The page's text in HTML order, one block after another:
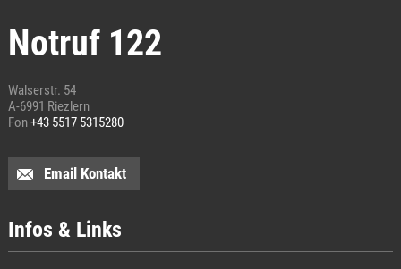
Notruf 122
Walserstr. 54
A-6991 Riezlern
Fon+43 5517 5315280
Email Kontakt
Infos & Links